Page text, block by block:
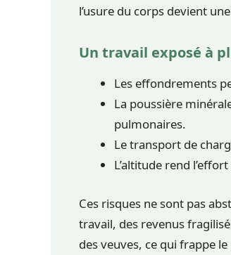
l’usure du corps devient
Un travail exposé à
Les effondrements
La poussière
pulmonaires.
Le transport de
L’altitude rend
Ces risques ne sont pas
travail, des revenus
des veuves, ce qui frappe